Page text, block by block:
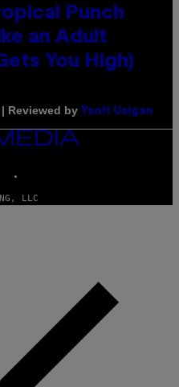
Punch
an Adult
You High)
| Reviewed by Ysolt Usigan
LLC